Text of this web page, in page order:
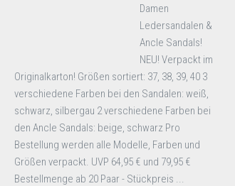
Damen
Ledersandalen &
Ancle Sandals!
NEU! Verpackt im
Originalkarton! Größen sortiert: 37, 38, 39, 40 3
verschiedene Farben bei den Sandalen: weiß,
schwarz, silbergau 2 verschiedene Farben bei
den Ancle Sandals: beige, schwarz Pro
Bestellung werden alle Modelle, Farben und
Größen verpackt. UVP 64,95 € und 79,95 €
Bestellmenge ab 20 Paar - Stückpreis ...